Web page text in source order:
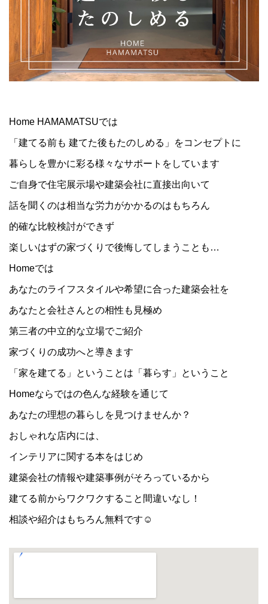
Home HAMAMATSUでは
「建てる前も 建てた後もたのしめる」をコンセプトに
暮らしを豊かに彩る様々なサポートをしています
ご自身で住宅展示場や建築会社に直接出向いて
話を聞くのは相当な労力がかかるのはもちろん
的確な比較検討ができず
楽しいはずの家づくりで後悔してしまうことも…
Homeでは
あなたのライフスタイルや希望に合った建築会社を
あなたと会社さんとの相性も見極め
第三者の中立的な立場でご紹介
家づくりの成功へと導きます
「家を建てる」ということは「暮らす」ということ
Homeならではの色んな経験を通じて
あなたの理想の暮らしを見つけませんか？
おしゃれな店内には、
インテリアに関する本をはじめ
建築会社の情報や建築事例がそろっているから
建てる前からワクワクすること間違いなし！
相談や紹介はもちろん無料です☺︎